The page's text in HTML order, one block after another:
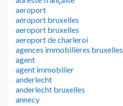
aeroport
aéroport bruxelles
aeroport bruxelles
aeroport de charleroi
agences immobilières bruxelles
agent
agent immobilier
anderlecht
anderlecht bruxelles
annecy